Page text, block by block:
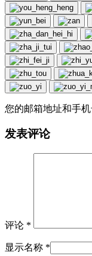
您的邮箱地址和手
发表评论
评论 *
显示名称 *